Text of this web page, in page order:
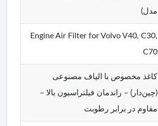
مدل)
Engine Air Filter for Volvo V40, C30,
C70
کاغذ مخصوص با الیاف مصنوعی
(چین‌دار) – راندمان فیلتراسیون بالا –
مقاوم در برابر رطوبت